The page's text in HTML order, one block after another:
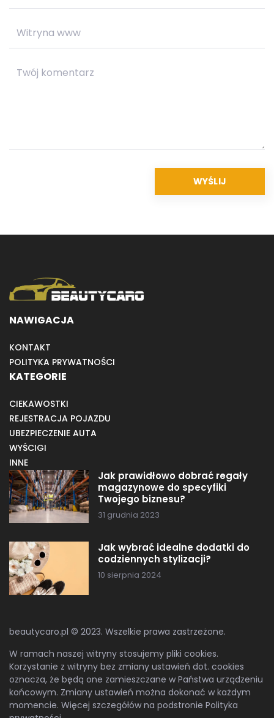
NAWIGACJA
KONTAKT
POLITYKA PRYWATNOŚCI
KATEGORIE
CIEKAWOSTKI
REJESTRACJA POJAZDU
UBEZPIECZENIE AUTA
WYŚCIGI
INNE
Jak prawidłowo dobrać regały
magazynowe do specyfiki
Twojego biznesu?
31 grudnia 2023
Jak wybrać idealne dodatki do
codziennych stylizacji?
10 sierpnia 2024
beautycaro.pl © 2023. Wszelkie prawa zastrzeżone.
W ramach naszej witryny stosujemy pliki cookies.
Korzystanie z witryny bez zmiany ustawień dot. cookies
oznacza, że będą one zamieszczane w Państwa urządzeniu
końcowym. Zmiany ustawień można dokonać w każdym
momencie. Więcej szczegółów na podstronie Polityka